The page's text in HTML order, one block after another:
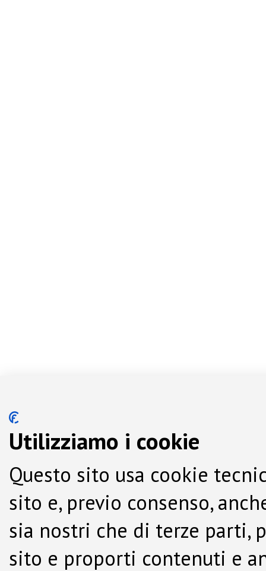
Utilizziamo i cookie
Questo sito usa cookie
sito e, previo consenso,
sia nostri che di terze parti,
sito e proporti contenuti e